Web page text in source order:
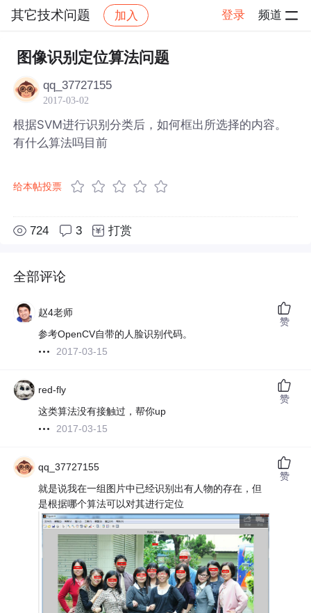
其它技术问题 加入 登录 频道
社区 其它技术问题 帖子详情
图像识别定位算法问题
qq_37727155
2017-03-02
根据SVM进行识别分类后，如何框出所选择的内容。
有什么算法吗目前
给本帖投票
724 3 打赏
全部评论
赵4老师
参考OpenCV自带的人脸识别代码。
2017-03-15
赞
red-fly
这类算法没有接触过，帮你up
2017-03-15
赞
qq_37727155
就是说我在一组图片中已经识别出有人物的存在，但
是根据哪个算法可以对其进行定位
赞